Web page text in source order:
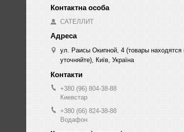
САТЕЛЛИТ
ул. Раисы Окипной, 4 (товары
уточняйте), Київ, Україна
+380 (96) 804-38-88
Киевстар
+380 (66) 824-38-88
Водафон